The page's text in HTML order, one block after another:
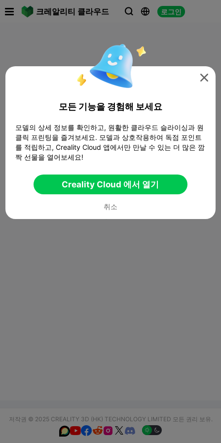
크레알리티 클라우드   로그인
저작권 © 2025 CREALITY 3D (HK) TECHNOLOGY LIMITED 모든 권리 보유.
  

모든 기능을 경험해 보세요
모델의 상세 정보를 확인하고, 원활한 클라우드 슬라이싱과 원
클릭 프린팅을 즐겨보세요. 모델과 상호작용하여 독점 포인트
를 적립하고, Creality Cloud 앱에서만 만날 수 있는 더 많은 깜
짝 선물을 열어보세요!
Creality Cloud 에서 열기
취소